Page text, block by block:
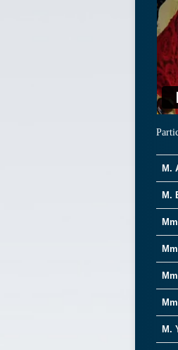
M.
M.
M.